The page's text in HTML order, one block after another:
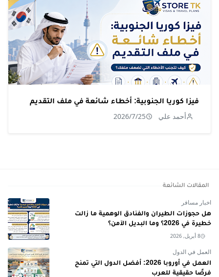
فيزا كوريا الجنوبية: أخطاء شائعة في ملف التقديم
أحمد علي 2026/7/25
المقالات الشائعة
اخبار مسافر
هل حجوزات الطيران والفنادق الوهمية ما زالت
خطيرة في 2026؟ وما البديل الآمن؟
8 أبريل, 2026
العمل في الدول
العمل في أوروبا 2026: أفضل الدول التي تمنح
فرصًا حقيقية للعرب